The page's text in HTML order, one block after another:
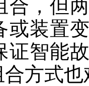
合，但
或装置
证智能
方式